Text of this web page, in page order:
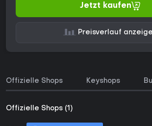
Jetzt kaufen
Preisverlauf
Offizielle Shops Keyshops
Offizielle Shops (1)